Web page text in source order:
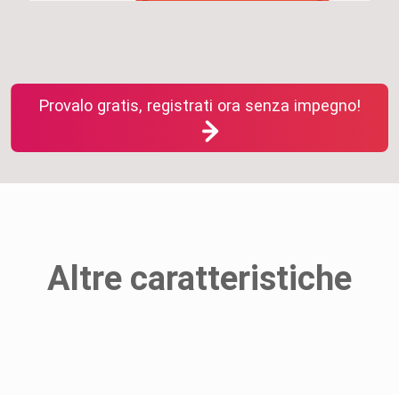
Provalo gratis, registrati ora senza impegno!
Altre caratteristiche